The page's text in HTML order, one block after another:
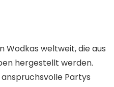
Wodkas weltweit, die aus
hergestellt werden.
Partys